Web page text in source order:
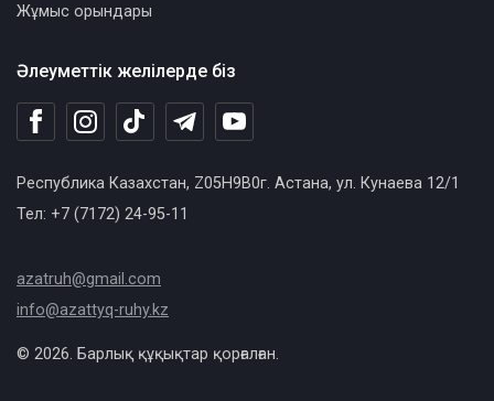
Әлеуметтік желілерде біз
Республика Казахстан, Z05H9B0г. Астана, ул. Кунаева 12/1
Тел: +7 (7172) 24-95-11
azatruh@gmail.com
info@azattyq-ruhy.kz
Жұмыс орындары
© 2026. Барлық құқықтар қорғалған.